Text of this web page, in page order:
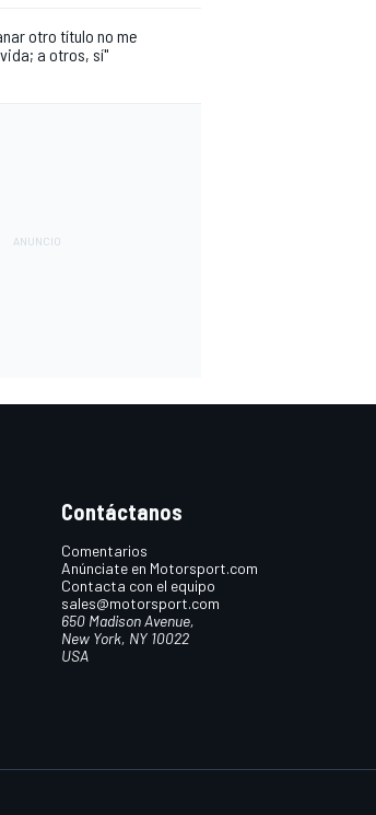
otro título no me
a otros, sí"
Contáctanos
Comentarios
Anúnciate en Motorsport.com
Contacta con el equipo
sales@motorsport.com
650 Madison Avenue,
New York, NY 10022
USA